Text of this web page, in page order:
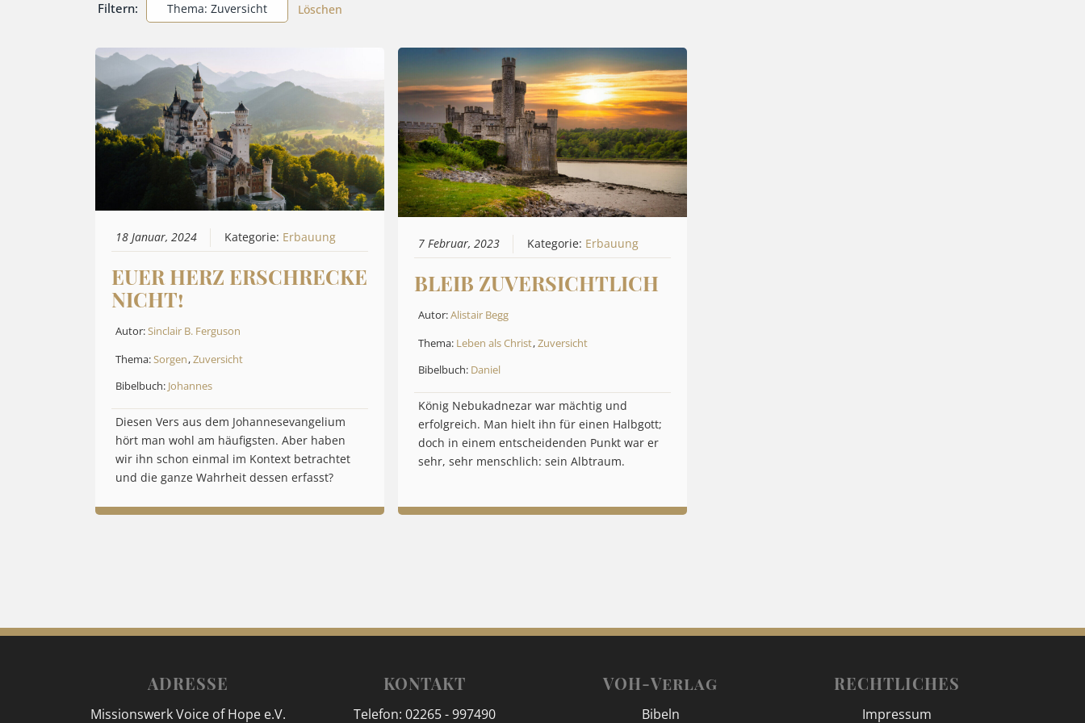
Filtern: Thema: Zuversicht Löschen
18 Januar, 2024 Kategorie: Erbauung
EUER HERZ ERSCHRECKE
NICHT!
Autor:Sinclair B. Ferguson
Thema:Sorgen,Zuversicht
Bibelbuch: Johannes
Diesen Vers aus dem Johannesevangelium
hört man wohl am häufigsten. Aber haben
wir ihn schon einmal im Kontext betrachtet
und die ganze Wahrheit dessen erfasst?
7 Februar, 2023 Kategorie: Erbauung
BLEIB ZUVERSICHTLICH
Autor:Alistair Begg
Thema: Leben als Christ,Zuversicht
Bibelbuch: Daniel
König Nebukadnezar war mächtig und
erfolgreich. Man hielt ihn für einen Halbgott;
doch in einem entscheidenden Punkt war er
sehr, sehr menschlich: sein Albtraum.
ADRESSE
Missionswerk Voice of Hope e.V.
KONTAKT
Telefon: 02265 - 997490
VOH-Verlag
Bibeln
RECHTLICHES
Impressum